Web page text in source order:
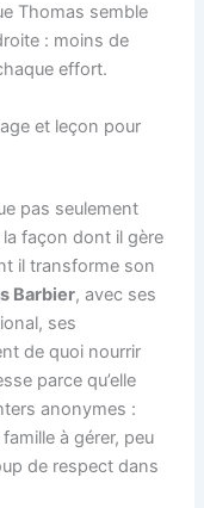
Thomas semble
: moins de
effort.
et leçon pour
pas seulement
façon dont il gère
il transforme son
Barbier, avec ses
ses
de quoi nourrir
parce qu’elle
anonymes :
à gérer, peu
de respect dans